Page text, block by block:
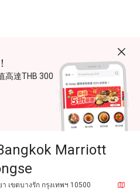
高達THB 300
Marriott
เขตบางรัก กรุงเทพฯ 10500